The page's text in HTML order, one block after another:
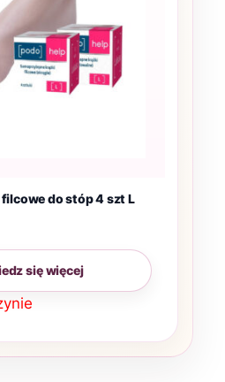
do stóp 4 szt L
się więcej